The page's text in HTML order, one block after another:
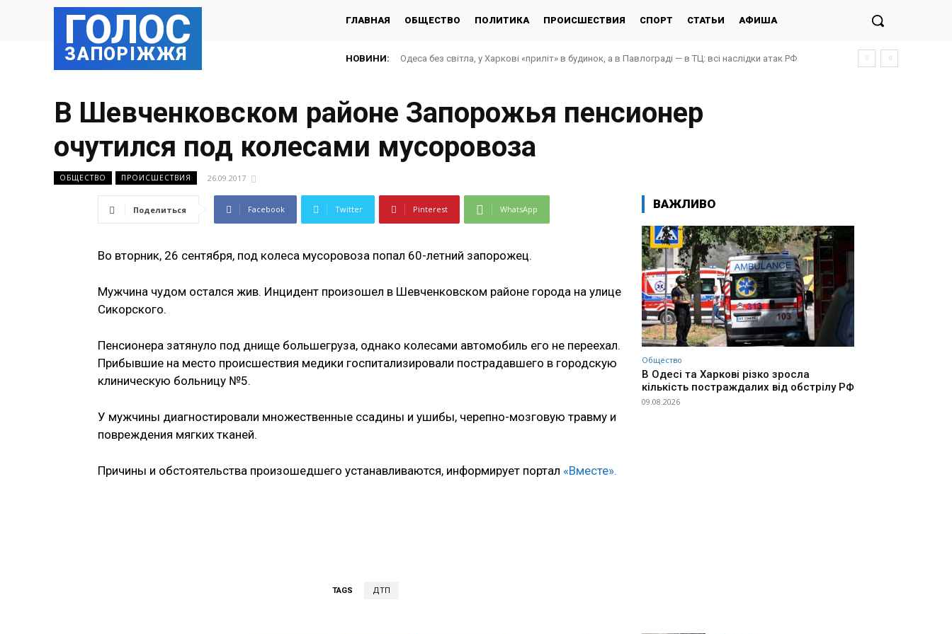
ГОЛОС
ЗАПОРІЖЖЯ
ГЛАВНАЯ ОБЩЕСТВО ПОЛИТИКА ПРОИСШЕСТВИЯ СПОРТ СТАТЬИ АФИША
НОВИНИ: Одеса без світла, у Харкові «приліт» в будинок, а в Павлограді — в ТЦ: всі наслідки атак РФ
В Шевченковском районе Запорожья пенсионер
очутился под колесами мусоровоза
ОБЩЕСТВО ПРОИСШЕСТВИЯ 26.09.2017
Поделиться Facebook Twitter Pinterest WhatsApp
Во вторник, 26 сентября, под колеса мусоровоза попал 60-летний запорожец.
Мужчина чудом остался жив. Инцидент произошел в Шевченковском районе города на улице
Сикорского.
Пенсионера затянуло под днище большегруза, однако колесами автомобиль его не переехал.
Прибывшие на место происшествия медики госпитализировали пострадавшего в городскую
клиническую больницу №5.
У мужчины диагностировали множественные ссадины и ушибы, черепно-мозговую травму и
повреждения мягких тканей.
Причины и обстоятельства произошедшего устанавливаются, информирует портал «Вместе».
TAGS ДТП
ВАЖЛИВО
Общество
В Одесі та Харкові різко зросла
кількість постраждалих від обстрілу РФ
09.08.2026